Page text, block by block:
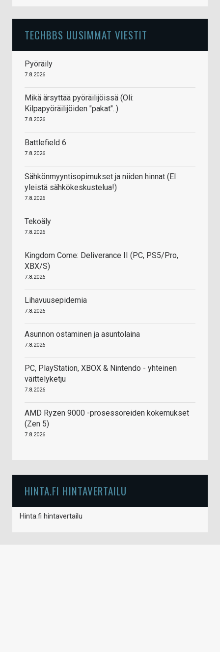
TECHBBS UUSIMMAT VIESTIT
Pyöräily
7.8.2026
Mikä ärsyttää pyöräilijöissä (Oli:
Kilpapyöräilijöiden "pakat"..)
7.8.2026
Battlefield 6
7.8.2026
Sähkönmyyntisopimukset ja niiden hinnat (EI
yleistä sähkökeskustelua!)
7.8.2026
Tekoäly
7.8.2026
Kingdom Come: Deliverance II (PC, PS5/Pro,
XBX/S)
7.8.2026
Lihavuusepidemia
7.8.2026
Asunnon ostaminen ja asuntolaina
7.8.2026
PC, PlayStation, XBOX & Nintendo - yhteinen
väittelyketju
7.8.2026
AMD Ryzen 9000 -prosessoreiden kokemukset
(Zen 5)
7.8.2026
HINTA.FI HINTAVERTAILU
Hinta.fi hintavertailu